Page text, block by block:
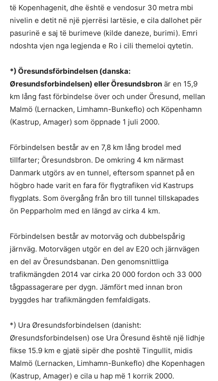
të Kopenhagenit, dhe është e vendosur 30 metra mbi
nivelin e detit në një pjerrësi lartësie, e cila dallohet për
pasurinë e saj të burimeve (kilde daneze, burimi). Emri
ndoshta vjen nga legjenda e Ro i cili themeloi qytetin.
*) Öresundsförbindelsen (danska:
Øresundsforbindelsen) eller Öresundsbron är en 15,9
km lång fast förbindelse över och under Öresund, mellan
Malmö (Lernacken, Limhamn-Bunkeflo) och Köpenhamn
(Kastrup, Amager) som öppnade 1 juli 2000.
Förbindelsen består av en 7,8 km lång brodel med
tillfarter; Öresundsbron. De omkring 4 km närmast
Danmark utgörs av en tunnel, eftersom spannet på en
högbro hade varit en fara för flygtrafiken vid Kastrups
flygplats. Som övergång från bro till tunnel tillskapades
ön Pepparholm med en längd av cirka 4 km.
Förbindelsen består av motorväg och dubbelspårig
järnväg. Motorvägen utgör en del av E20 och järnvägen
en del av Öresundsbanan. Den genomsnittliga
trafikmängden 2014 var cirka 20 000 fordon och 33 000
tågpassagerare per dygn. Jämfört med innan bron
byggdes har trafikmängden femfaldigats.
*) Ura Øresundsforbindelsen (danisht:
Øresundsforbindelsen) ose Ura Öresund është një lidhje
fikse 15.9 km e gjatë sipër dhe poshtë Tingullit, midis
Malmö (Lernacken, Limhamn-Bunkeflo) dhe Kopenhagen
(Kastrup, Amager) e cila u hap më 1 korrik 2000.